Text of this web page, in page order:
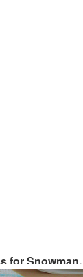
for Snowman.